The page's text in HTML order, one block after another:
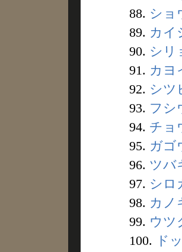
88. ショ
89. カイ
90. シリ
91. カヨ
92. シツ
93. フシ
94. チョ
95. ガゴ
96. ツバ
97. シロ
98. カノ
99. ウツ
100.
ド